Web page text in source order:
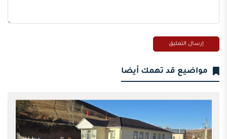
مواضيع قد تهمك أيضا